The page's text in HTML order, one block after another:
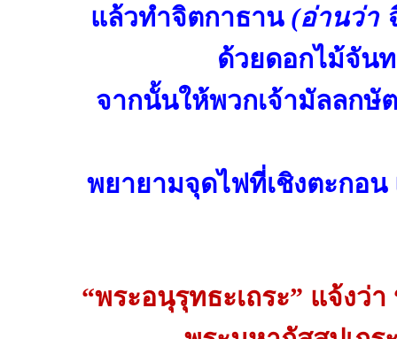
แล้วทำจิตกาธาน (อ่านว่า
ด้วยดอกไม้จัน
จากนั้นให้พวกเจ้ามัลลก
พยายามจุดไฟที่เชิงตะกอ
“พระอนุรุทธะเถระ” แจ้งว่